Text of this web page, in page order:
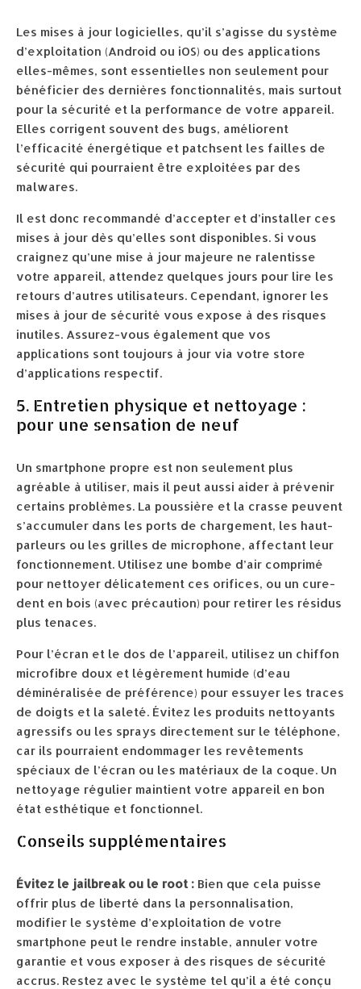
Les mises à jour logicielles, qu’il s’agisse du système
d’exploitation (Android ou iOS) ou des applications
elles-mêmes, sont essentielles non seulement pour
bénéficier des dernières fonctionnalités, mais surtout
pour la sécurité et la performance de votre appareil.
Elles corrigent souvent des bugs, améliorent
l’efficacité énergétique et patchsent les failles de
sécurité qui pourraient être exploitées par des
malwares.
Il est donc recommandé d’accepter et d’installer ces
mises à jour dès qu’elles sont disponibles. Si vous
craignez qu’une mise à jour majeure ne ralentisse
votre appareil, attendez quelques jours pour lire les
retours d’autres utilisateurs. Cependant, ignorer les
mises à jour de sécurité vous expose à des risques
inutiles. Assurez-vous également que vos
applications sont toujours à jour via votre store
d’applications respectif.
5. Entretien physique et nettoyage :
pour une sensation de neuf
Un smartphone propre est non seulement plus
agréable à utiliser, mais il peut aussi aider à prévenir
certains problèmes. La poussière et la crasse peuvent
s’accumuler dans les ports de chargement, les haut-
parleurs ou les grilles de microphone, affectant leur
fonctionnement. Utilisez une bombe d’air comprimé
pour nettoyer délicatement ces orifices, ou un cure-
dent en bois (avec précaution) pour retirer les résidus
plus tenaces.
Pour l’écran et le dos de l’appareil, utilisez un chiffon
microfibre doux et légèrement humide (d’eau
déminéralisée de préférence) pour essuyer les traces
de doigts et la saleté. Évitez les produits nettoyants
agressifs ou les sprays directement sur le téléphone,
car ils pourraient endommager les revêtements
spéciaux de l’écran ou les matériaux de la coque. Un
nettoyage régulier maintient votre appareil en bon
état esthétique et fonctionnel.
Conseils supplémentaires
Évitez le jailbreak ou le root : Bien que cela puisse
offrir plus de liberté dans la personnalisation,
modifier le système d’exploitation de votre
smartphone peut le rendre instable, annuler votre
garantie et vous exposer à des risques de sécurité
accrus. Restez avec le système tel qu’il a été conçu